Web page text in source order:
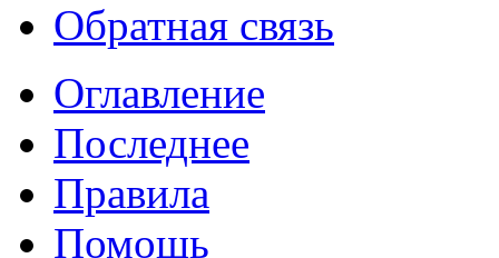
Обратная связь
Оглавление
Последнее
Правила
Помощь